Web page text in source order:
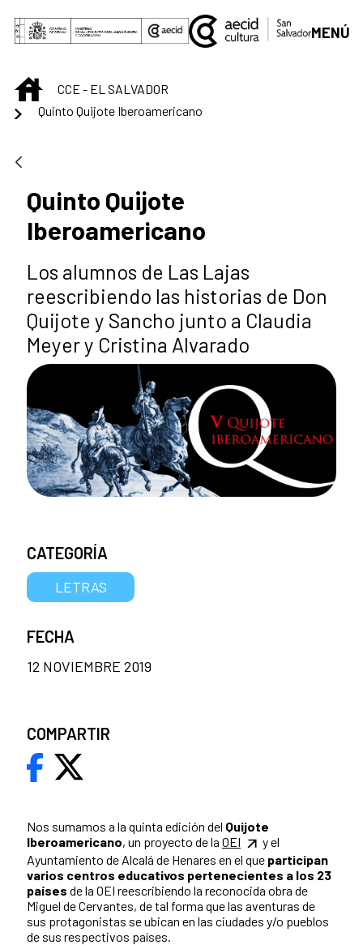
Saltar al contenido principal
MENÚ
INICIOCCE - EL SALVADOR
Quinto Quijote Iberoamericano
Quinto Quijote
Iberoamericano
Los alumnos de Las Lajas
reescribiendo las historias de Don
Quijote y Sancho junto a Claudia
Meyer y Cristina Alvarado
Nos sumamos a la quinta edición del Quijote
Iberoamericano, un proyecto de la OEI
y el
Ayuntamiento de Alcalá de Henares en el que participan
varios centros educativos pertenecientes a los 23
países de la OEI reescribiendo la reconocida obra de
Miguel de Cervantes, de tal forma que las aventuras de
sus protagonistas se ubican en las ciudades y/o pueblos
de sus respectivos países.
CATEGORÍA
LETRAS
FECHA
12 NOVIEMBRE 2019
COMPARTIR